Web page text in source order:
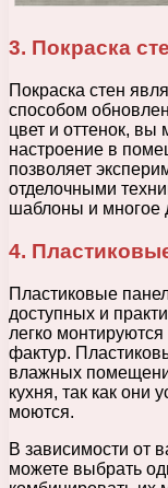
3. Покраска
Покраска стен
способом
цвет и оттенок,
настроение в
позволяет
отделочными
шаблоны и многое
4.
Пластиковые
доступных и
легко
фактур.
влажных
кухня, так как они
моются.
В зависимости от
можете выбрать